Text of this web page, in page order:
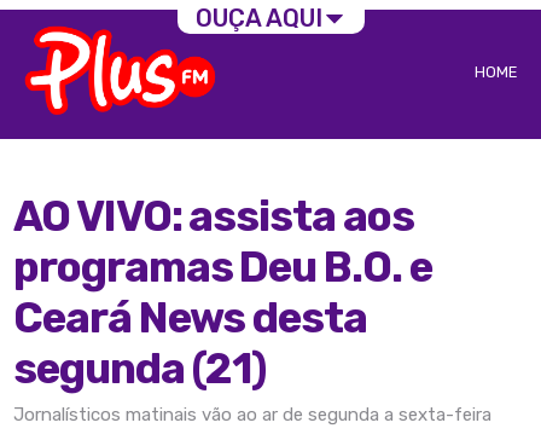
HOME
AO VIVO: assista aos
programas Deu B.O. e
Ceará News desta
segunda (21)
Jornalísticos matinais vão ao ar de segunda a sexta-feira
OUÇA AQUI